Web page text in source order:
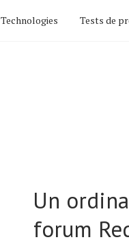
Technologies Tests de
Un
forum